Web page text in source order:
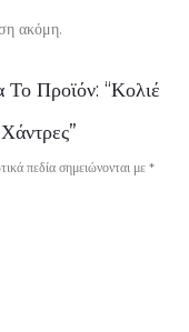
ακόμη.
Προϊόν: “Κολιέ
πεδία σημειώνονται με *